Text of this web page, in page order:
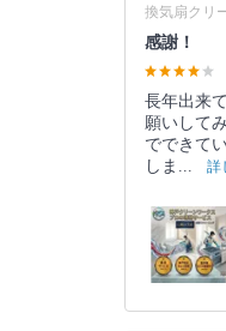
換気扇クリ
感謝！
長年出来
願いして
でできて
しま...
詳